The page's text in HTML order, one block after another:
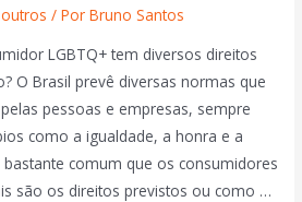
outros / PorBruno Santos
LGBTQ+ tem diversos direitos
O Brasil prevê diversas normas que
pessoas e empresas, sempre
como a igualdade, a honra e a
bastante comum que os consumidores
são os direitos previstos ou como …